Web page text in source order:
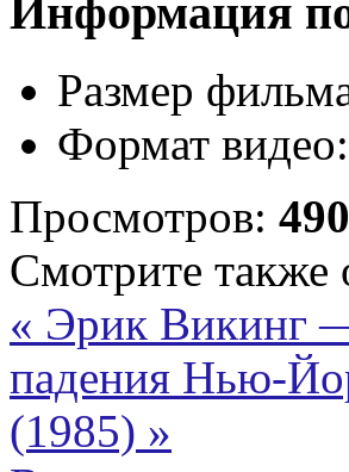
Информация
Размер
Формат видео:
Просмотров:
Смотрите также
« Эрик Викинг
падения Нью-
(1985) »